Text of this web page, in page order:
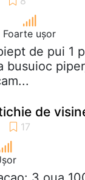
Foarte ușor
de pui 1
busuioc
de